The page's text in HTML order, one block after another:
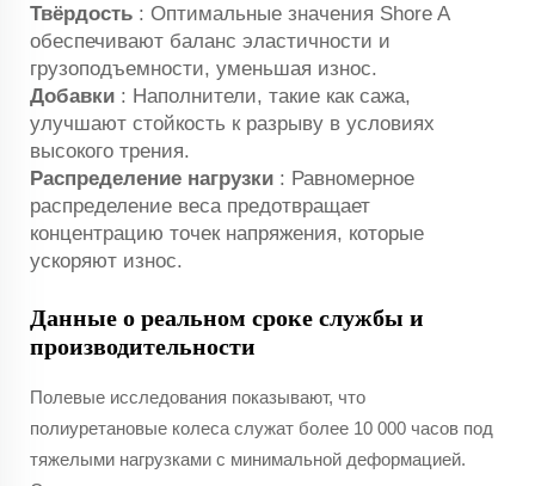
Твёрдость : Оптимальные значения Shore A
обеспечивают баланс эластичности и
грузоподъемности, уменьшая износ.
Добавки : Наполнители, такие как сажа,
улучшают стойкость к разрыву в условиях
высокого трения.
Распределение нагрузки : Равномерное
распределение веса предотвращает
концентрацию точек напряжения, которые
ускоряют износ.
Данные о реальном сроке службы и
производительности
Полевые исследования показывают, что
полиуретановые колеса служат более 10 000 часов под
тяжелыми нагрузками с минимальной деформацией.